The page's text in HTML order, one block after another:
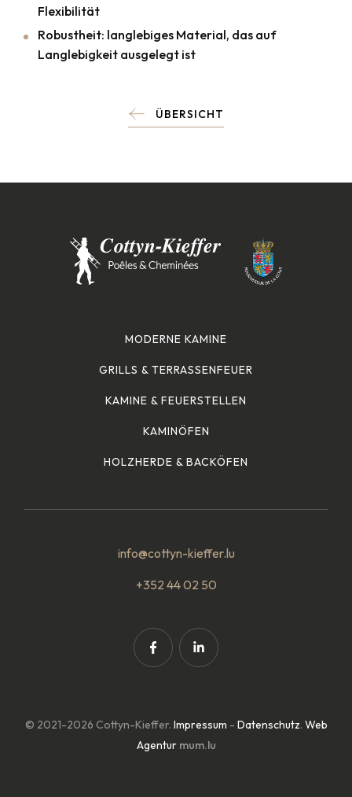
Flexibilität
Robustheit: langlebiges Material, das auf
Langlebigkeit ausgelegt ist
ÜBERSICHT
MODERNE KAMINE
GRILLS & TERRASSENFEUER
KAMINE & FEUERSTELLEN
KAMINÖFEN
HOLZHERDE & BACKÖFEN
info@cottyn-kieffer.lu
+352 44 02 50
© 2021-2026 Cottyn-Kieffer. Impressum - Datenschutz. Web
Agentur mum.lu